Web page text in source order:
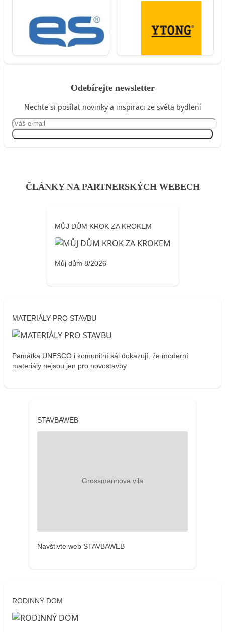
Odebírejte newsletter
Nechte si posílat novinky a inspiraci ze světa bydlení
ČLÁNKY NA PARTNERSKÝCH WEBECH
MŮJ DŮM KROK ZA KROKEM
Můj dům 8/2026
MATERIÁLY PRO STAVBU
Památka UNESCO i komunitní sál dokazují, že moderní
materiály nejsou jen pro novostavby
STAVBAWEB
Navštivte web STAVBAWEB
RODINNÝ DOM